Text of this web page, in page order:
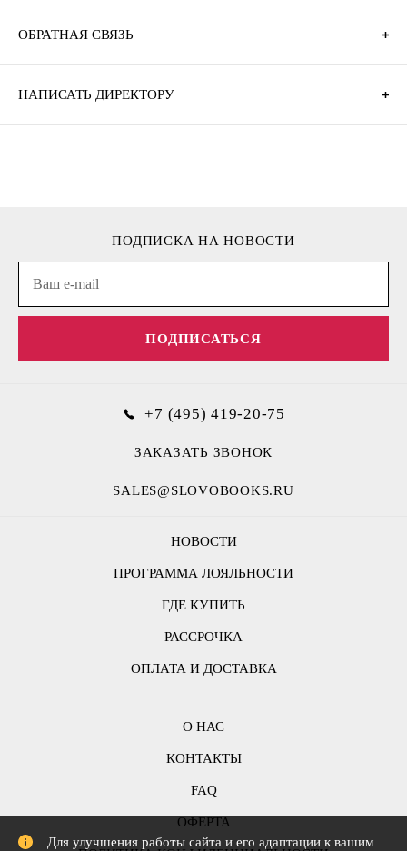
ОБРАТНАЯ СВЯЗЬ
НАПИСАТЬ ДИРЕКТОРУ
НОВОСТИ
ПРОГРАММА ЛОЯЛЬНОСТИ
ГДЕ КУПИТЬ
РАССРОЧКА
ОПЛАТА И ДОСТАВКА
ПОДПИСКА НА НОВОСТИ
ПОДПИСАТЬСЯ
О НАС
КОНТАКТЫ
FAQ
ОФЕРТА
+7 (495) 419-20-75
ЗАКАЗАТЬ ЗВОНОК
SALES@SLOVOBOOKS.RU
Для улучшения работы сайта и его адаптации к вашим